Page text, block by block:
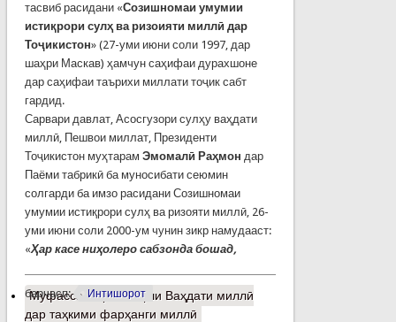
тасвиб расидани «Созишномаи умумии
истиқрори сулҳ ва ризоияти миллӣ дар
Тоҷикистон» (27-уми июни соли 1997, дар
шаҳри Маскав) ҳамчун саҳифаи дурахшоне
дар саҳифаи таърихи миллати тоҷик сабт
гардид.
Сарвари давлат, Асосгузори сулҳу ваҳдати
миллӣ, Пешвои миллат, Президенти
Тоҷикистон муҳтарам Эмомалӣ Раҳмон дар
Паёми табрикӣ ба муносибати сеюмин
солгарди ба имзо расидани Созишномаи
умумии истиқрори сулҳ ва ризояти миллӣ, 26-
уми июни соли 2000-ум чунин зикр намудааст:
«Ҳар касе ниҳолеро сабзонда бошад,
барчасп: Интишорот
Муфассалтаро Нақши Ваҳдати миллӣ
дар таҳкими фарҳанги миллӣ